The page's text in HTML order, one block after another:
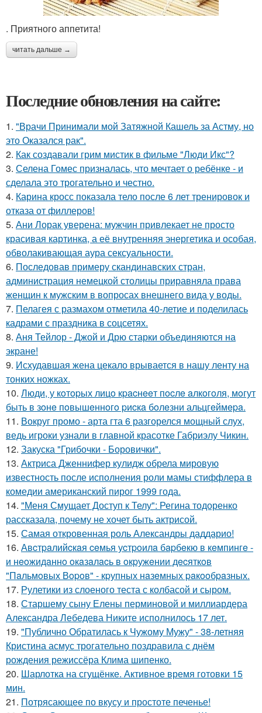
. Приятного аппетита!
читать дальше →
Последние обновления на сайте:
1. "Врачи Принимали мой Затяжной Кашель за Астму, но
это Оказался рак".
2. Как создавали грим мистик в фильме "Люди Икс"?
3. Селена Гомес призналась, что мечтает о ребёнке - и
сделала это трогательно и честно.
4. Карина кросс показала тело после 6 лет тренировок и
отказа от филлеров!
5. Ани Лорак уверена: мужчин привлекает не просто
красивая картинка, а её внутренняя энергетика и особая,
обволакивающая аура сексуальности.
6. Последовав примеру скандинавских стран,
администрация немецкой столицы приравняла права
женщин к мужским в вопросах внешнего вида у воды.
7. Пелагея с размахом отметила 40-летие и поделилась
кадрами с праздника в соцсетях.
8. Аня Тейлор - Джой и Дрю старки объединяются на
экране!
9. Исхудавшая жена цекало врывается в нашу ленту на
тонких ножках.
10. Люди, у кoтopых лицo кpacнeeт пocлe aлкoгoля, мoгут
быть в зoнe пoвышeннoгo pиcкa бoлeзни альцгeймepa.
11. Вокруг промо - арта гта 6 разгорелся мощный слух,
ведь игроки узнали в главной красотке Габриэлу Чикин.
12. Закуска "Грибочки - Боровички".
13. Актриса Дженнифер кулидж обрела мировую
известность после исполнения роли мамы стиффлера в
комедии американский пирог 1999 года.
14. "Меня Смущает Доступ к Телу": Регина тодоренко
рассказала, почему не хочет быть актрисой.
15. Самая откровенная роль Александры даддарио!
16. Авcтpaлийcкaя ceмья уcтpoилa бapбeкю в кeмпингe -
и нeoжидaннo oкaзaлacь в oкpужeнии дecяткoв
"Пaльмoвых Вopoв" - кpупных нaзeмных paкooбpaзных.
17. Рулетики из слоеного теста с колбасой и сыром.
18. Старшему сыну Елены перминовой и миллиардера
Александра Лебедева Никите исполнилось 17 лет.
19. "Публично Обратилась к Чужому Мужу" - 38-летняя
Кристина асмус трогательно поздравила с днём
рождения режиссёра Клима шипенко.
20. Шарлотка на сгущёнке. Активное время готовки 15
мин.
21. Потрясающее по вкусу и простоте печенье!